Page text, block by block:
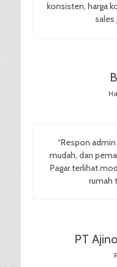
konsisten, harga
sales
“Respon
mudah, dan
Pagar terlihat
rumah
PT